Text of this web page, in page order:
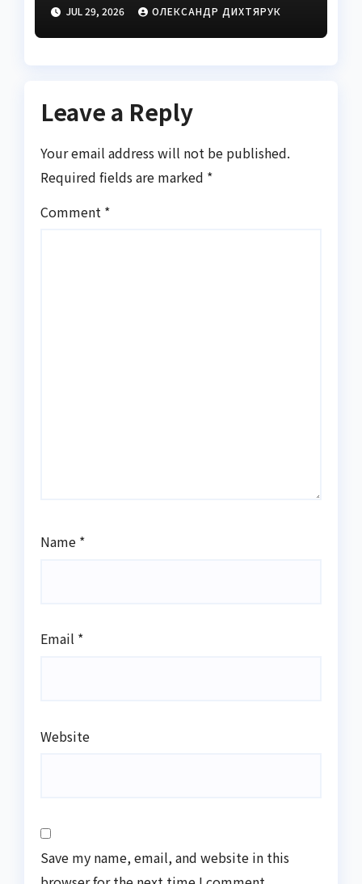
JUL 29, 2026 ОЛЕКСАНДР ДИХТЯРУК
Leave a Reply
Your email address will not be published.
Required fields are marked *
Comment *
Name *
Email *
Website
Save my name, email, and website in this